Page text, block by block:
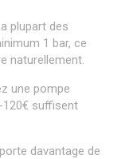
plupart des
1 bar, ce
naturellement.
une pompe
120€ suffisent
davantage de